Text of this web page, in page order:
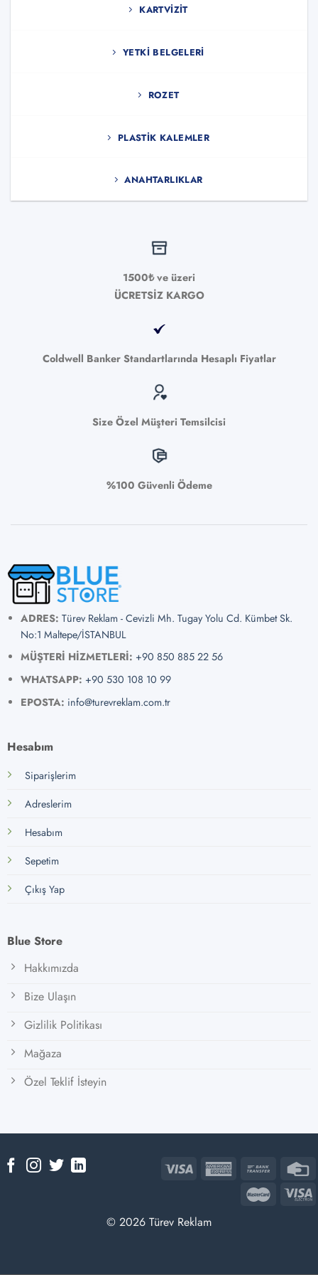
KARTVIZIT
YETKI BELGELERI
ROZET
PLASTIK KALEMLER
ANAHTARLIKLAR
1500₺ ve üzeri
ÜCRETSİZ KARGO
Coldwell Banker Standartlarında Hesaplı Fiyatlar
Size Özel Müşteri Temsilcisi
%100 Güvenli Ödeme
ADRES: Türev Reklam - Cevizli Mh. Tugay Yolu Cd. Kümbet Sk.
No:1 Maltepe/İSTANBUL
MÜŞTERİ HİZMETLERİ: +90 850 885 22 56
WHATSAPP: +90 530 108 10 99
EPOSTA: info@turevreklam.com.tr
Hesabım
Siparişlerim
Adreslerim
Hesabım
Sepetim
Çıkış Yap
Blue Store
Hakkımızda
Bize Ulaşın
Gizlilik Politikası
Mağaza
Özel Teklif İsteyin
© 2026 Türev Reklam